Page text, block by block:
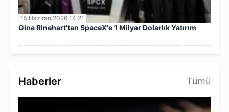
15 Haziran 2026 14:21
Gina Rinehart'tan SpaceX'e 1 Milyar Dolarlık Yatırım
Haberler Tümü